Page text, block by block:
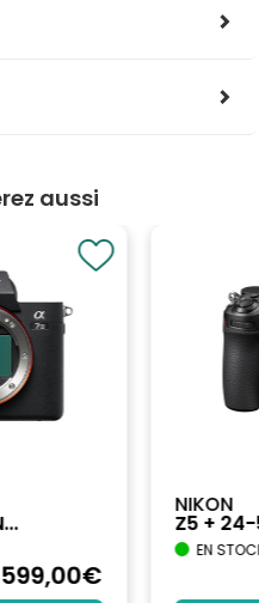
aussi
,00€
NIKON
Z5 +
EN